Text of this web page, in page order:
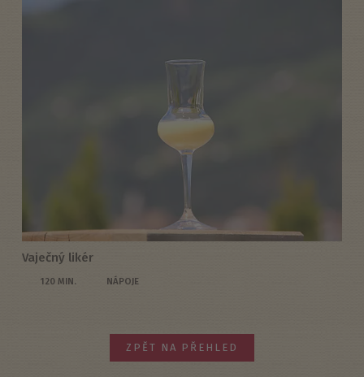
Vaječný likér
120 MIN. NÁPOJE
ZPĚT NA PŘEHLED